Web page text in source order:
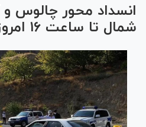
انسداد محور چالوس و
شمال تا ساعت ۱۶ امروز